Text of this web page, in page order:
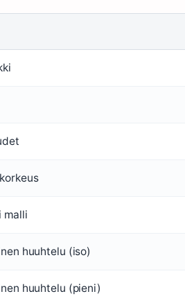
malli
huuhtelu (iso)
huuhtelu (pieni)